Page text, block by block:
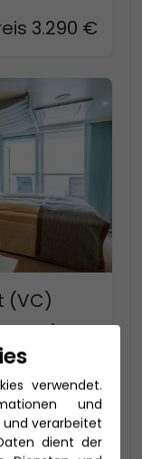
3.290 €
(VC)
16 qm)
Platz
3.290 €
verwendet.
und
verarbeitet
dient der